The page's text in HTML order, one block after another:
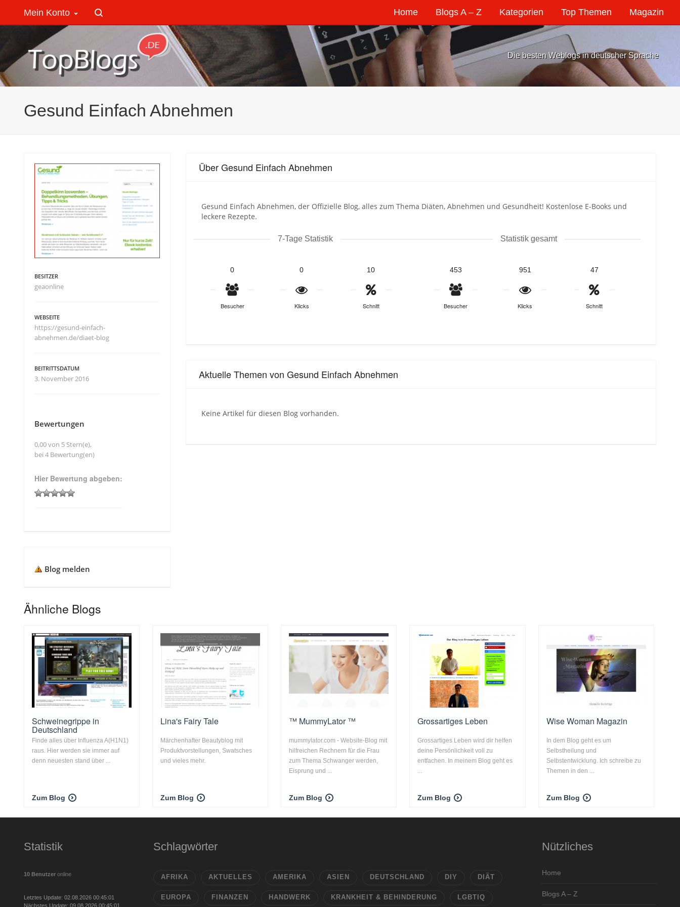
Home Blogs A – Z Kategorien Top Themen Magazin
Mein Konto
Die besten Weblogs in deutscher Sprache
Gesund Einfach Abnehmen
Über Gesund Einfach Abnehmen
Gesund Einfach Abnehmen, der Offizielle Blog, alles zum Thema Diäten, Abnehmen und Gesundheit! Kostenlose E-Books und
leckere Rezepte.
7-Tage Statistik
0
Besucher
0
Klicks
10
Schnitt
Statistik gesamt
453
Besucher
951
Klicks
47
Schnitt
Aktuelle Themen von Gesund Einfach Abnehmen
Keine Artikel für diesen Blog vorhanden.
BESITZER
geaonline
WEBSEITE
https://gesund-einfach-
abnehmen.de/diaet-blog
BEITRITTSDATUM
3. November 2016
Bewertungen
0,00 von 5 Stern(e),
bei 4 Bewertung(en)
Hier Bewertung abgeben:
Blog melden
Ähnliche Blogs
Schweinegrippe in
Deutschland
Finde alles über Influenza A(H1N1)
raus. Hier werden sie immer auf
denn neuesten stand über ...
Zum Blog
Lina's Fairy Tale
Märchenhafter Beautyblog mit
Produktvorstellungen, Swatsches
und vieles mehr.
Zum Blog
™ MummyLator ™
mummylator.com - Website-Blog mit
hilfreichen Rechnern für die Frau
zum Thema Schwanger werden,
Eisprung und ...
Zum Blog
Grossartiges Leben
Grossartiges Leben wird dir helfen
deine Persönlichkeit voll zu
entfachen. In meinem Blog geht es
...
Zum Blog
Wise Woman Magazin
In dem Blog geht es um
Selbstheilung und
Selbstentwicklung. Ich schreibe zu
Themen in den ...
Zum Blog
Statistik
10 Benutzer online
Letztes Update: 02.08.2026 00:45:01
Nächstes Update: 09.08.2026 00:45:01
Schlagwörter
AFRIKA AKTUELLES AMERIKA ASIEN DEUTSCHLAND DIY DIÄT
EUROPA FINANZEN HANDWERK KRANKHEIT & BEHINDERUNG LGBTIQ
Nützliches
Home
Blogs A – Z